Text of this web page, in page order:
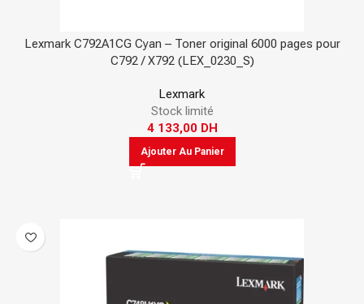
Lexmark C792A1CG Cyan – Toner original 6000 pages pour
C792 / X792 (LEX_0230_S)
Lexmark
Stock limité
4 133,00 DH
Ajouter Au Panier